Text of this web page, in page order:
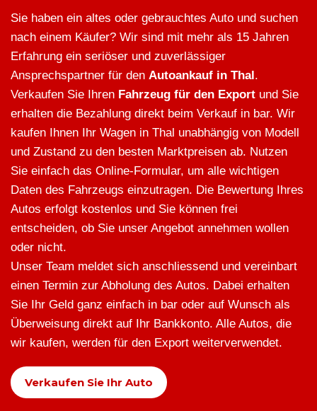
Sie haben ein altes oder gebrauchtes Auto und suchen
nach einem Käufer? Wir sind mit mehr als 15 Jahren
Erfahrung ein seriöser und zuverlässiger
Ansprechspartner für den Autoankauf in Thal.
Verkaufen Sie Ihren Fahrzeug für den Export und Sie
erhalten die Bezahlung direkt beim Verkauf in bar. Wir
kaufen Ihnen Ihr Wagen in Thal unabhängig von Modell
und Zustand zu den besten Marktpreisen ab. Nutzen
Sie einfach das Online-Formular, um alle wichtigen
Daten des Fahrzeugs einzutragen. Die Bewertung Ihres
Autos erfolgt kostenlos und Sie können frei
entscheiden, ob Sie unser Angebot annehmen wollen
oder nicht.
Unser Team meldet sich anschliessend und vereinbart
einen Termin zur Abholung des Autos. Dabei erhalten
Sie Ihr Geld ganz einfach in bar oder auf Wunsch als
Überweisung direkt auf Ihr Bankkonto. Alle Autos, die
wir kaufen, werden für den Export weiterverwendet.
Verkaufen Sie Ihr Auto